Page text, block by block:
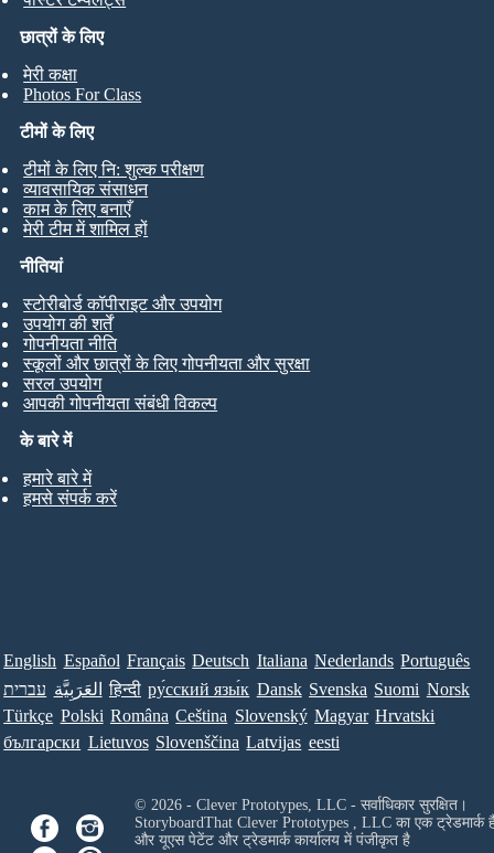
छात्रों के लिए
मेरी कक्षा
Photos For Class
टीमों के लिए
टीमों के लिए नि: शुल्क परीक्षण
व्यावसायिक संसाधन
काम के लिए बनाएँ
मेरी टीम में शामिल हों
के बारे में
हमारे बारे में
हमसे संपर्क करें
नीतियां
स्टोरीबोर्ड कॉपीराइट और उपयोग
उपयोग की शर्तें
गोपनीयता नीति
स्कूलों और छात्रों के लिए गोपनीयता और सुरक्षा
सरल उपयोग
आपकी गोपनीयता संबंधी विकल्प
English Español Français Deutsch Italiana Nederlands Português
עברית العَرَبِيَّة हिन्दी ру́сский язы́к Dansk Svenska Suomi Norsk
Türkçe Polski Româna Ceština Slovenský Magyar Hrvatski
български Lietuvos Slovenščina Latvijas eesti
© 2026 - Clever Prototypes, LLC - सर्वाधिकार सुरक्षित।
StoryboardThat Clever Prototypes , LLCका एक ट्रेडमार्क
और यूएस पेटेंट और ट्रेडमार्क कार्यालय में पंजीकृत है